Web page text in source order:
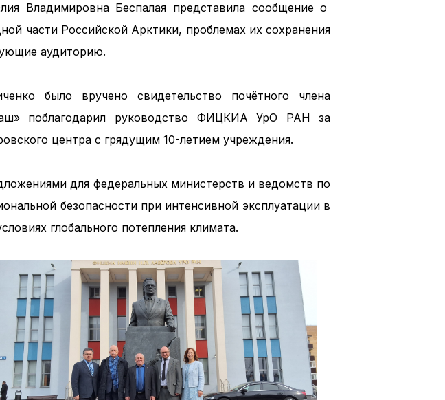
Владимировна Беспалая представила сообщение о
части Российской Арктики, проблемах их сохранения
аудиторию.
было вручено свидетельство почётного члена
поблагодарил руководство ФИЦКИА УрО РАН за
центра с грядущим 10-летием учреждения.
для федеральных министерств и ведомств по
безопасности при интенсивной эксплуатации в
глобального потепления климата.